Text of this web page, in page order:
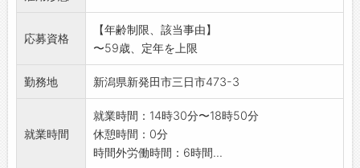
科、訪問診療にも力
を入れております。
*経験者及び資格者の方は処遇面で優遇いたしま
す。
※変更範囲:無
応募資格
【年齢制限、該当事由】
〜59歳、定年を上限
勤務地 新潟県新発田市三日市473-3
就業時間
就業時間：14時30分〜18時50分
休憩時間：0分
時間外労働時間：6時間...